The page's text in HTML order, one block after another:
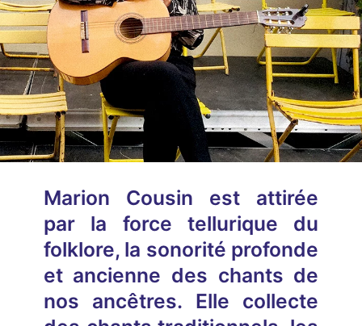
Marion Cousin est attirée
par la force tellurique du
folklore, la sonorité profonde
et ancienne des chants de
nos ancêtres. Elle collecte